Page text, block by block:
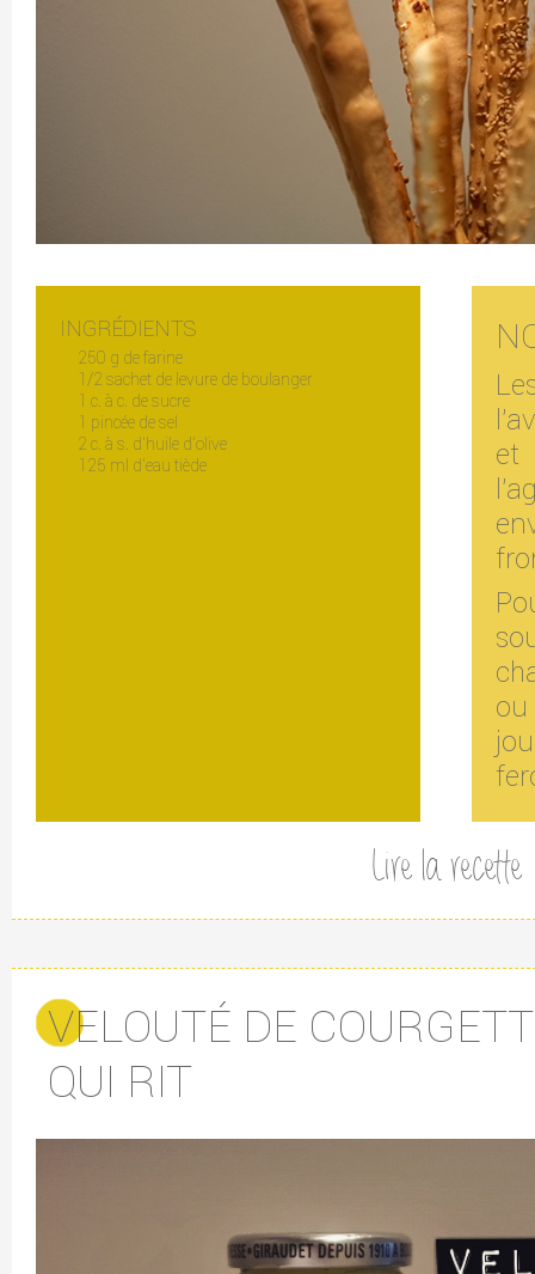
INGRÉDIENTS
250 g de farine
1/2 sachet de levure de boulanger
1 c. à c. de sucre
1 pincée de sel
2 c. à s. d'huile d'olive
125 ml d'eau tiède
Lire la recette
VELOUTÉ DE
QUI RIT